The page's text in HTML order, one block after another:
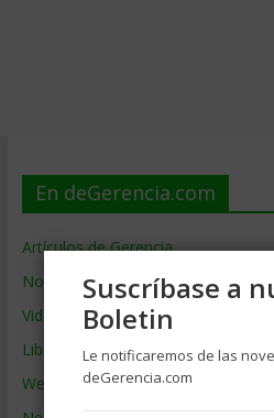
En deGerencia.com
Artículos de Gerencia
Noticias de Gerencia
Videos de Gerencia
Libros de Gerencia
Webs de Gerencia
Suscríbase a
Boletin
Le notificaremos de las
deGerencia.com